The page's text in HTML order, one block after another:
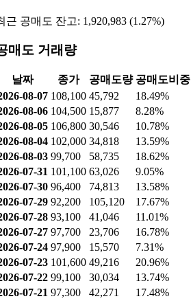
근 공매도 잔고: 1,920,983 (1.27%)
매도 거래량
날짜 종가 공매도량 공매도비중
08-07 108,100 45,792
18.49%
08-06 104,500 15,877
8.28%
08-05 106,800 30,546
10.78%
08-04 102,000 34,818
13.59%
08-03 99,700 58,735
18.62%
07-31 101,100 63,026
9.05%
07-30 96,400 74,813
13.58%
07-29 92,200 105,120
17.67%
07-28 93,100 41,046
11.01%
07-27 97,700 23,706
16.78%
07-24 97,900 15,570
7.31%
07-23 101,600 49,216
20.96%
07-22 99,100 30,034
13.74%
07-21 97,300 42,271
17.48%